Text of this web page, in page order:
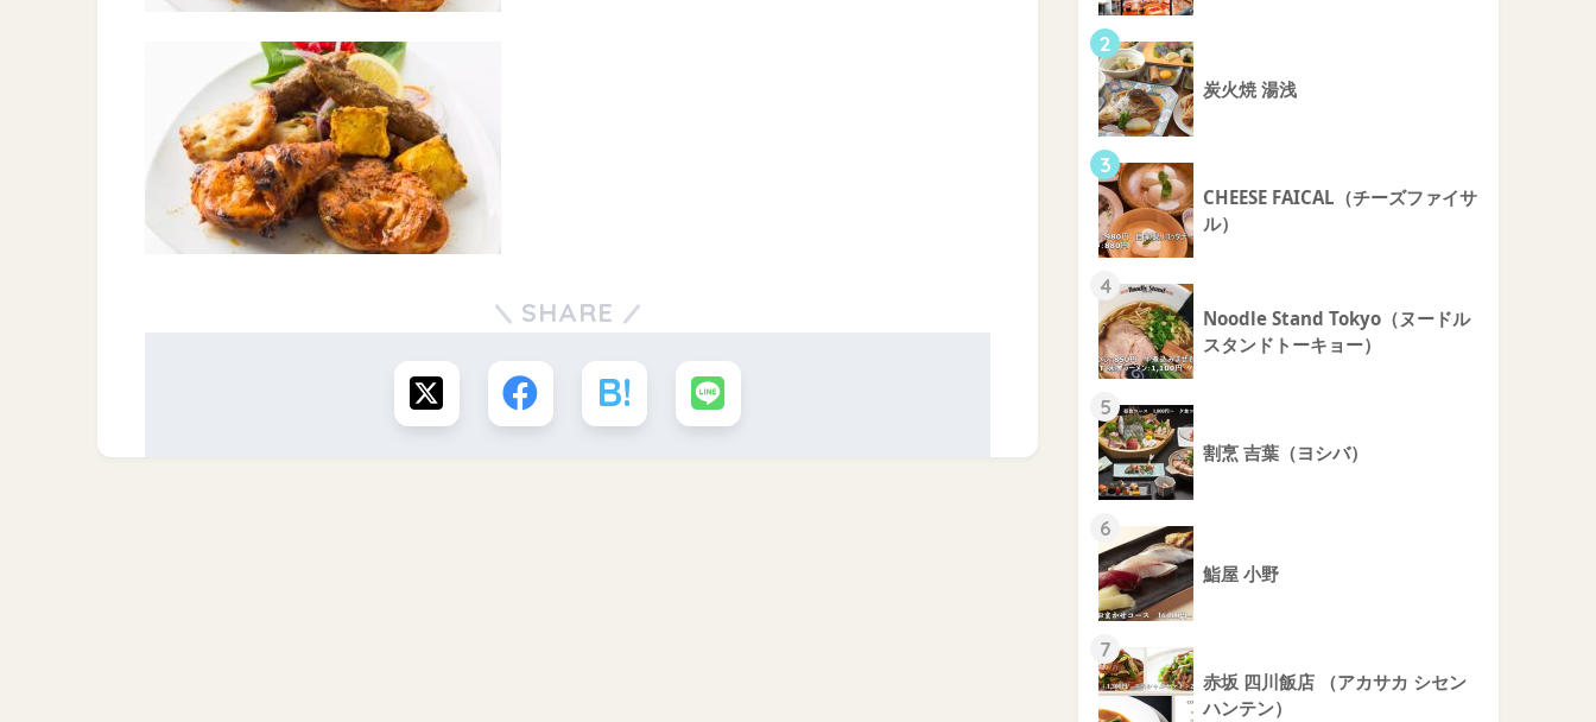
SHARE
2
炭火焼 湯浅
3
CHEESE FAICAL（チーズファイサ
ル）
4
Noodle Stand Tokyo（ヌードル
スタンドトーキョー）
5
割烹 吉葉（ヨシバ）
6
鮨屋 小野
7
赤坂 四川飯店 （アカサカ シセン
ハンテン）